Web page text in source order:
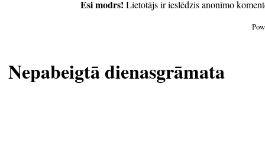
Esi modrs! Lietotājs ir ieslēdzis anonīmo
Nepabeigtā dienasgrāmata